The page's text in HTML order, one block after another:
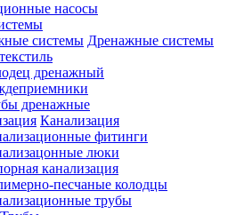
насосы
Дренажные системы
дренажный
дренажные
Канализация
фитинги
люки
канализация
песчаные колодцы
трубы